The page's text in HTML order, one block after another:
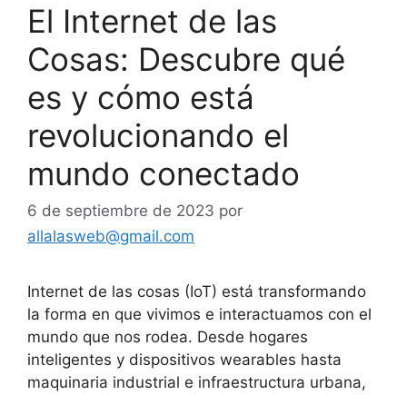
El Internet de las
Cosas: Descubre qué
es y cómo está
revolucionando el
mundo conectado
6 de septiembre de 2023 por
allalasweb@gmail.com
Internet de las cosas (IoT) está transformando
la forma en que vivimos e interactuamos con el
mundo que nos rodea. Desde hogares
inteligentes y dispositivos wearables hasta
maquinaria industrial e infraestructura urbana,